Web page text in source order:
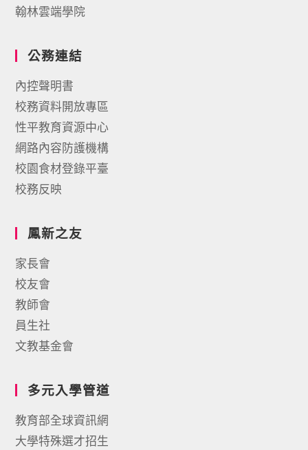
翰林雲端學院
公務連結
內控聲明書
校務資料開放專區
性平教育資源中心
網路內容防護機構
校園食材登錄平臺
校務反映
鳳新之友
家長會
校友會
教師會
員生社
文教基金會
多元入學管道
教育部全球資訊網
大學特殊選才招生